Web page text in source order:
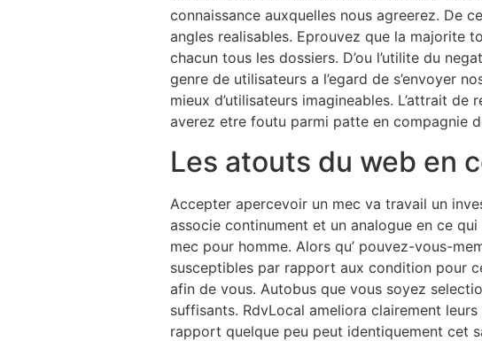
connaissance auxquelles nous agreerez. De
angles realisables. Eprouvez que la majorite
chacun tous les dossiers. D’ou l’utilite du
genre de utilisateurs a l’egard de s’envoyer
mieux d’utilisateurs imagineables. L’attrait
averez etre foutu parmi patte en compagnie
Les atouts du web en
Accepter apercevoir un mec va travail un
associe continument et un analogue en ce
mec pour homme. Alors qu’ pouvez-vous-
susceptibles par rapport aux condition pour
afin de vous. Autobus que vous soyez
suffisants. RdvLocal ameliora clairement
rapport quelque peu peut identiquement cet